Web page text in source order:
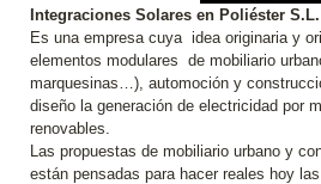
Integraciones Solares en Poliéster
Es una empresa cuya idea originaria y
elementos modulares de mobiliario
marquesinas…), automoción y
diseño la generación de electricidad por
renovables.
Las propuestas de mobiliario urbano y
están pensadas para hacer reales hoy